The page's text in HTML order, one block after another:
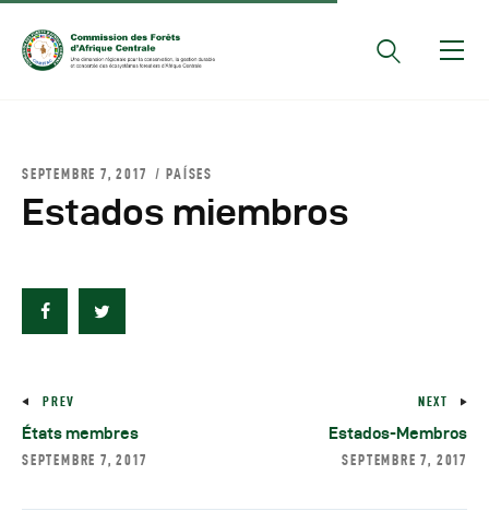
Conseils Des Ministres
Comptes Rendus De
Régionales
Rapports
Réunions Réseaux
CEFDHAC
SEPTEMBRE 7, 2017 PAÍSES
Estados miembros
PREV
États membres
SEPTEMBRE 7, 2017
NEXT
Estados-Membros
SEPTEMBRE 7, 2017